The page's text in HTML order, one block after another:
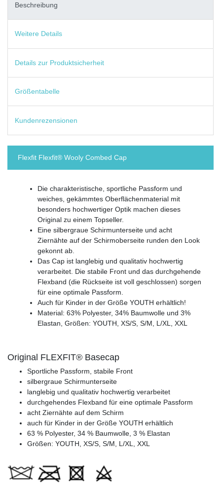
Beschreibung
Weitere Details
Details zur Produktsicherheit
Größentabelle
Kundenrezensionen
Flexfit Flexfit® Wooly Combed Cap
Die charakteristische, sportliche Passform und
weiches, gekämmtes Oberflächenmaterial mit
besonders hochwertiger Optik machen dieses
Original zu einem Topseller.
Eine silbergraue Schirmunterseite und acht
Ziernähte auf der Schirmoberseite runden den Look
gekonnt ab.
Das Cap ist langlebig und qualitativ hochwertig
verarbeitet. Die stabile Front und das durchgehende
Flexband (die Rückseite ist voll geschlossen) sorgen
für eine optimale Passform.
Auch für Kinder in der Größe YOUTH erhältlich!
Material: 63% Polyester, 34% Baumwolle und 3%
Elastan, Größen: YOUTH, XS/S, S/M, L/XL, XXL
Original FLEXFIT® Basecap
Sportliche Passform, stabile Front
silbergraue Schirmunterseite
langlebig und qualitativ hochwertig verarbeitet
durchgehendes Flexband für eine optimale Passform
acht Ziernähte auf dem Schirm
auch für Kinder in der Größe YOUTH erhältlich
63 % Polyester, 34 % Baumwolle, 3 % Elastan
Größen: YOUTH, XS/S, S/M, L/XL, XXL